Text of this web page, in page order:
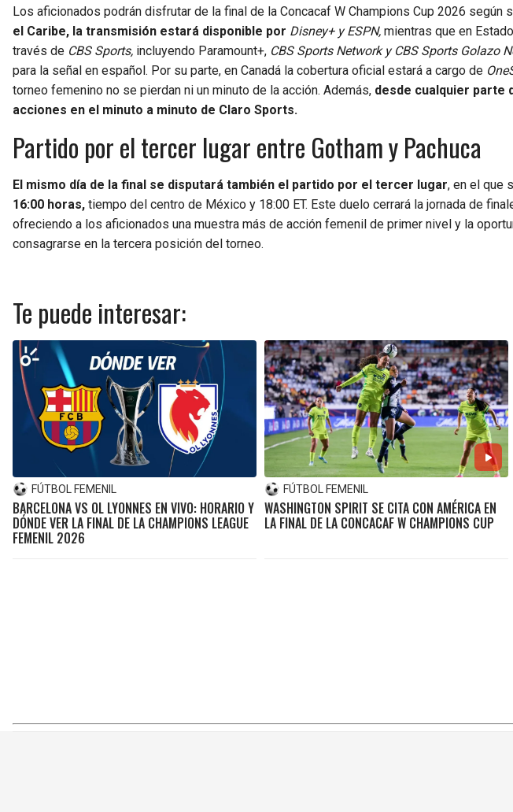
Los aficionados podrán disfrutar de la final de la Concacaf W Champions Cup 2026 según
el Caribe, la transmisión estará disponible por Disney+ y ESPN, mientras que en
través de CBS Sports, incluyendo Paramount+, CBS Sports Network y CBS Sports Golazo
para la señal en español. Por su parte, en Canadá la cobertura oficial estará a cargo de
torneo femenino no se pierdan ni un minuto de la acción. Además, desde cualquier parte
acciones en el minuto a minuto de Claro Sports.
Partido por el tercer lugar entre Gotham y Pachuca
El mismo día de la final se disputará también el partido por el tercer lugar, en el que
16:00 horas, tiempo del centro de México y 18:00 ET. Este duelo cerrará la jornada de
ofreciendo a los aficionados una muestra más de acción femenil de primer nivel y la
consagrarse en la tercera posición del torneo.
Te puede interesar:
FÚTBOL FEMENIL
BARCELONA VS OL LYONNES EN VIVO: HORARIO Y
DÓNDE VER LA FINAL DE LA CHAMPIONS LEAGUE
FEMENIL 2026
FÚTBOL FEMENIL
WASHINGTON SPIRIT SE CITA CON AMÉRICA EN
LA FINAL DE LA CONCACAF W CHAMPIONS CUP